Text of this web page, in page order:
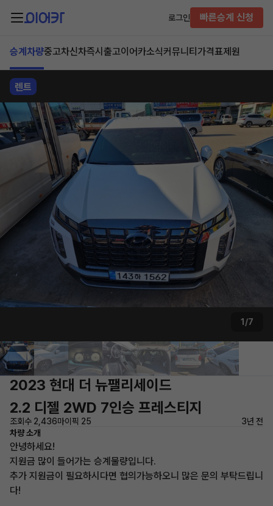
로그인 빠른승계 신청
승계차량중고차신차즉시출고이어카소식커뮤니티 가격표제원
렌트
1/7
2023 현대 더 뉴팰리세이드
2.2 디젤 2WD 7인승 프레스티지
조회수 2,436마이픽 25
3년 전
차량 소개
안녕하세요!
지원금 많이 들어가는 승계물량입니다.
추가 지원금이 필요하시다면 협의가능하오니 많은 문의 부탁드립니
다!